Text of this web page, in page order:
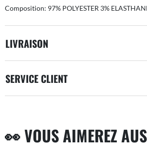
Composition: 97% POLYESTER 3%
LIVRAISON
SERVICE CLIENT
👀 VOUS AIMEREZ